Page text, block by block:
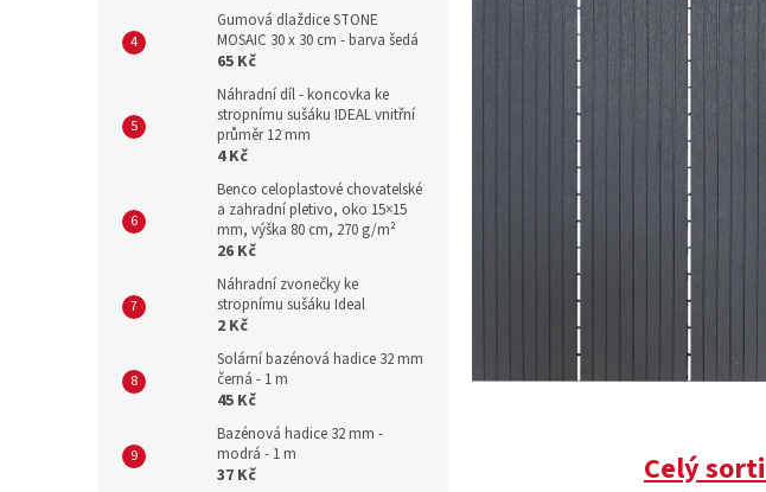
Gumová dlaždice STONE
MOSAIC 30 x 30 cm - barva šedá
65 Kč
Náhradní díl - koncovka ke
stropnímu sušáku IDEAL vnitřní
průměr 12 mm
4 Kč
Benco celoplastové chovatelské
a zahradní pletivo, oko 15×15
mm, výška 80 cm, 270 g/m²
26 Kč
Náhradní zvonečky ke
stropnímu sušáku Ideal
2 Kč
Solární bazénová hadice 32 mm
černá - 1 m
45 Kč
Bazénová hadice 32 mm -
modrá - 1 m
37 Kč Celý